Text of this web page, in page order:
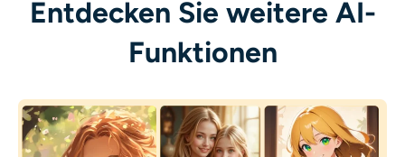
Entdecken Sie weitere AI-
Funktionen